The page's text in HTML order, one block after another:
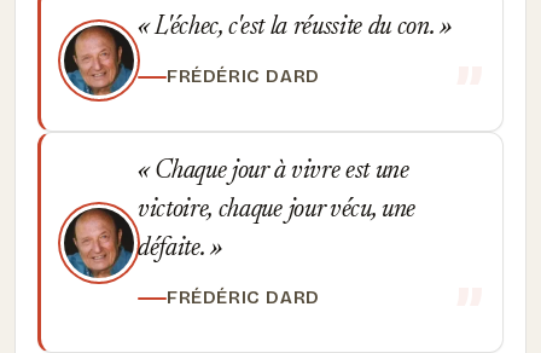
L'échec, c'est la réussite du con.
FRÉDÉRIC DARD
Chaque jour à vivre est une
victoire, chaque jour vécu, une
défaite.
FRÉDÉRIC DARD